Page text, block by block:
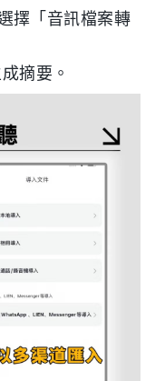
擇「音訊檔案轉
摘要。